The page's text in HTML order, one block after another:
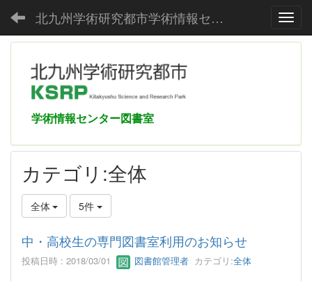
北九州学術研究都市学術情報センター
学術情報センター図書室
カテゴリ:全体
全体 5件
中・高校生の専門図書室利用のお知らせ
投稿日時 : 2018/03/01 図書館管理者 カテゴリ:全体